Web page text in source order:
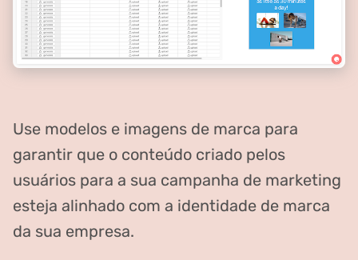
Use modelos e imagens de marca para
garantir que o conteúdo criado pelos
usuários para a sua campanha de marketing
esteja alinhado com a identidade de marca
da sua empresa.